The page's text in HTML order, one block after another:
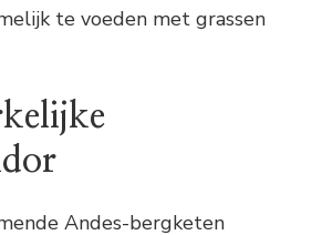
te voeden met grassen
Andes-bergketen